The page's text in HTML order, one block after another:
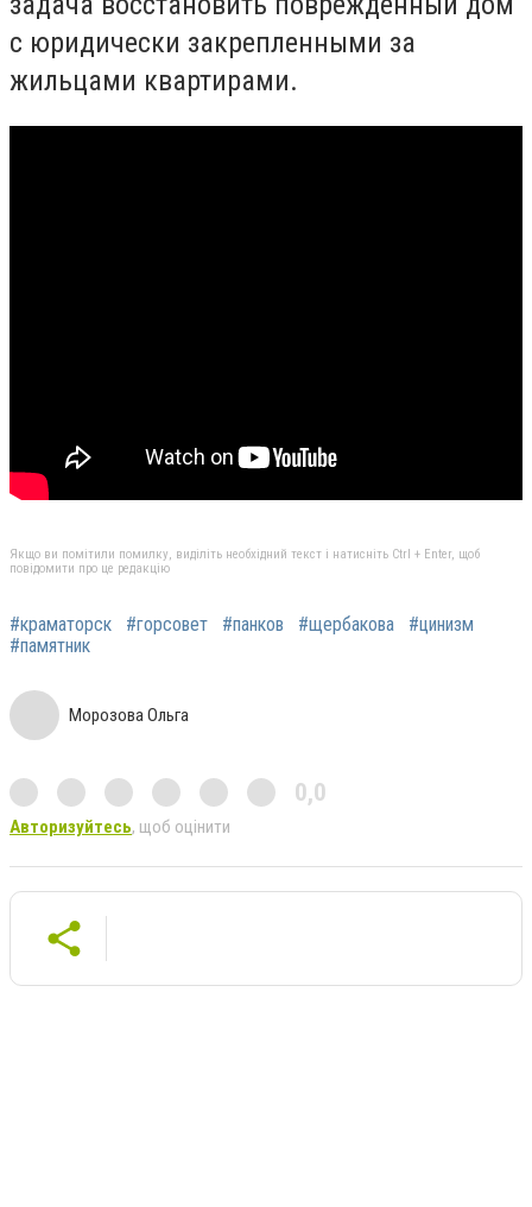
с юридически закрепленными за
жильцами квартирами.
Якщо ви помітили помилку, виділіть необхідний текст і натисніть Ctrl + Enter, щоб
повідомити про це редакцію
#краматорск #горсовет #панков #щербакова
#цинизм
#памятник
Морозова Ольга
0,0
Авторизуйтесь, щоб оцінити